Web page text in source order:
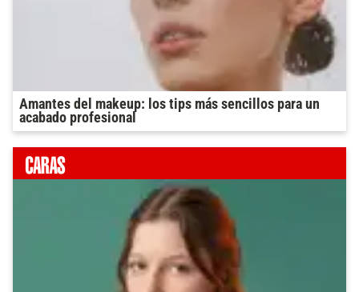
Amantes del makeup: los tips más sencillos para un
acabado profesional